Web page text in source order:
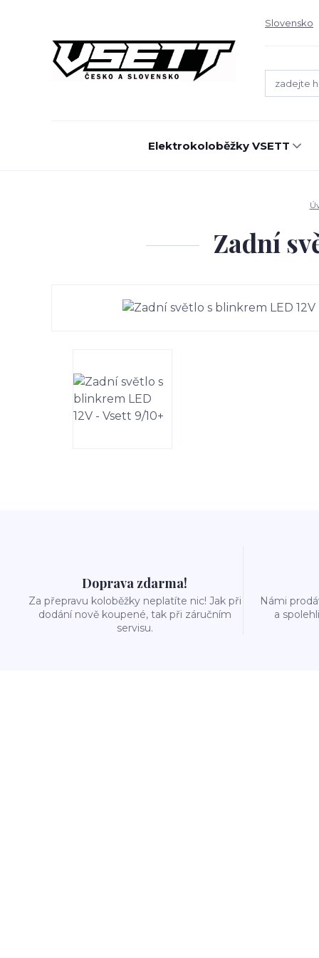
Slovensko
Elektrokoloběžky VSETT
Zadní
Doprava zdarma!
Za přepravu koloběžky neplatíte nic! Jak při
dodání nově koupené, tak při záručním
servisu.
Námi
a